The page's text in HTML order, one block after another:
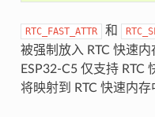
RTC_FAST_ATTR 和
被强制放入 RTC 快速
ESP32-C5 仅支持 RTC
将映射到 RTC 快速内存